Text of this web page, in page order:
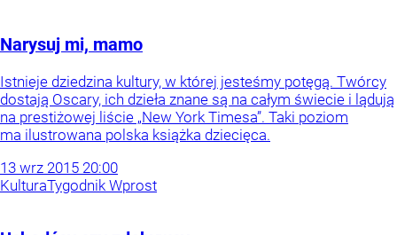
Narysuj mi, mamo
Istnieje dziedzina kultury, w której jesteśmy potęgą. Twórcy
dostają Oscary, ich dzieła znane są na całym świecie i lądują
na prestiżowej liście „New York Timesa”. Taki poziom
ma ilustrowana polska książka dziecięca.
13 wrz 2015 20:00
KulturaTygodnik Wprost